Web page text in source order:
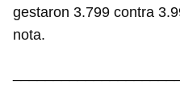
gestaron 3.799 contra
nota.